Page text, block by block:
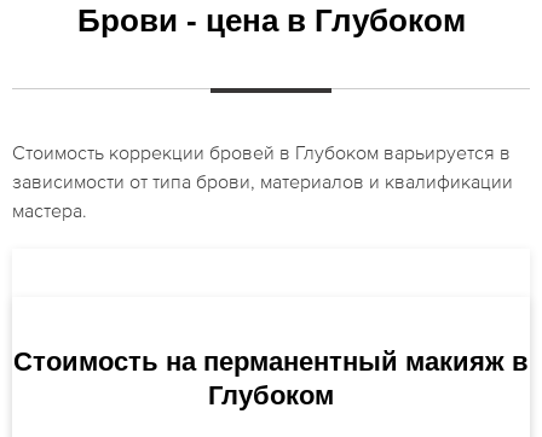
Брови - цена в Глубоком
Стоимость коррекции бровей в Глубоком варьируется в
зависимости от типа брови, материалов и квалификации
мастера.
Стоимость на перманентный макияж в
Глубоком